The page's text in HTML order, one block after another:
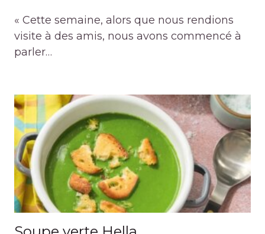
« Cette semaine, alors que nous rendions
visite à des amis, nous avons commencé à
parler…